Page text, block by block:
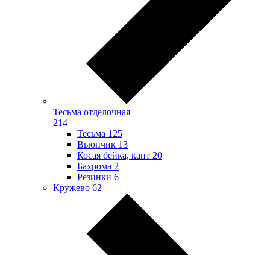
Тесьма отделочная
214
Тесьма 125
Вьюнчик 13
Косая бейка, кант 20
Бахрома 2
Резинки 6
Кружево 62